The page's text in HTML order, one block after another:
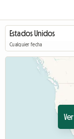
Cualquier fecha